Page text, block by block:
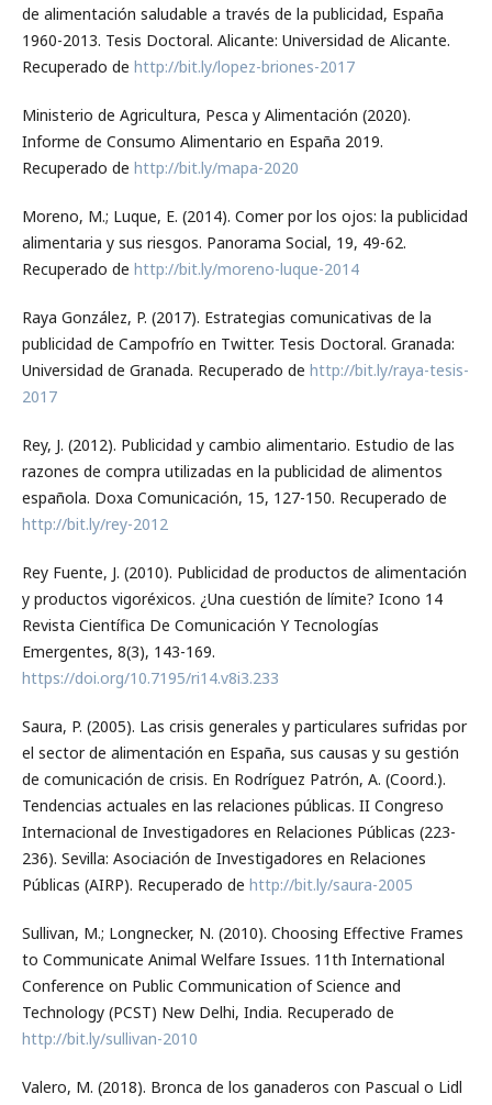
de alimentación saludable a través de la publicidad, España
1960-2013. Tesis Doctoral. Alicante: Universidad de Alicante.
Recuperado de http://bit.ly/lopez-briones-2017
Ministerio de Agricultura, Pesca y Alimentación (2020).
Informe de Consumo Alimentario en España 2019.
Recuperado de http://bit.ly/mapa-2020
Moreno, M.; Luque, E. (2014). Comer por los ojos: la publicidad
alimentaria y sus riesgos. Panorama Social, 19, 49-62.
Recuperado de http://bit.ly/moreno-luque-2014
Raya González, P. (2017). Estrategias comunicativas de la
publicidad de Campofrío en Twitter. Tesis Doctoral. Granada:
Universidad de Granada. Recuperado de http://bit.ly/raya-tesis-
2017
Rey, J. (2012). Publicidad y cambio alimentario. Estudio de las
razones de compra utilizadas en la publicidad de alimentos
española. Doxa Comunicación, 15, 127-150. Recuperado de
http://bit.ly/rey-2012
Rey Fuente, J. (2010). Publicidad de productos de alimentación
y productos vigoréxicos. ¿Una cuestión de límite? Icono 14
Revista Científica De Comunicación Y Tecnologías
Emergentes, 8(3), 143-169.
https://doi.org/10.7195/ri14.v8i3.233
Saura, P. (2005). Las crisis generales y particulares sufridas por
el sector de alimentación en España, sus causas y su gestión
de comunicación de crisis. En Rodríguez Patrón, A. (Coord.).
Tendencias actuales en las relaciones públicas. II Congreso
Internacional de Investigadores en Relaciones Públicas (223-
236). Sevilla: Asociación de Investigadores en Relaciones
Públicas (AIRP). Recuperado de http://bit.ly/saura-2005
Sullivan, M.; Longnecker, N. (2010). Choosing Effective Frames
to Communicate Animal Welfare Issues. 11th International
Conference on Public Communication of Science and
Technology (PCST) New Delhi, India. Recuperado de
http://bit.ly/sullivan-2010
Valero, M. (2018). Bronca de los ganaderos con Pascual o Lidl